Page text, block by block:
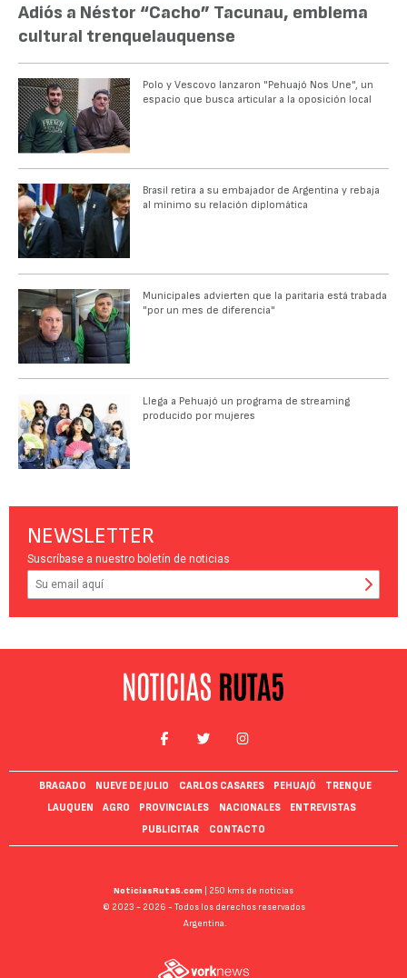
Adiós a Néstor “Cacho” Tacunau, emblema
cultural trenquelauquense
Polo y Vescovo lanzaron "Pehuajó Nos Une", un
espacio que busca articular a la oposición local
Brasil retira a su embajador de Argentina y rebaja
al mínimo su relación diplomática
Municipales advierten que la paritaria está trabada
"por un mes de diferencia"
Llega a Pehuajó un programa de streaming
producido por mujeres
NEWSLETTER
Suscríbase a nuestro boletín de noticias
BRAGADO NUEVE DE JULIO CARLOS CASARES PEHUAJÓ
TRENQUE
LAUQUEN
AGRO PROVINCIALES NACIONALES
ENTREVISTAS
PUBLICITAR
CONTACTO
NoticiasRuta5.com
| 250 kms de noticias
© 2023 - 2026 - Todos los derechos reservados
Argentina.